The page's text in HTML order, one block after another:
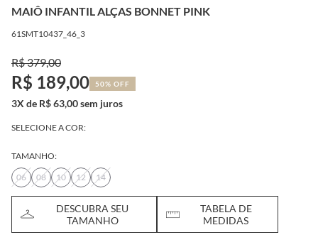
MAIÔ INFANTIL ALÇAS BONNET PINK
61SMT10437_46_3
R$ 379,00
R$ 189,00 50% OFF
3X de R$ 63,00 sem juros
SELECIONE A COR:
TAMANHO:
06
08 10 12 14
DESCUBRA SEU
TAMANHO
TABELA DE
MEDIDAS